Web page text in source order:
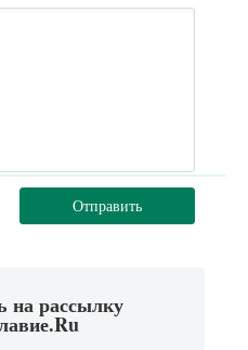
Отправить
на рассылку